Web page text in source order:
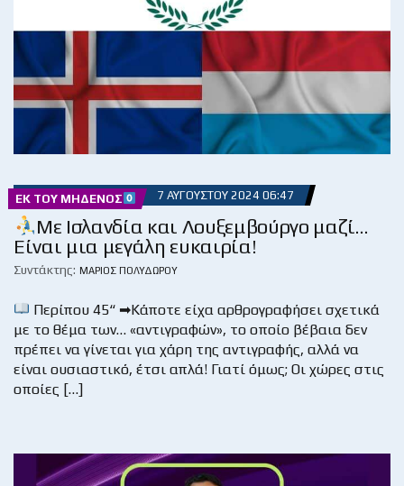
ΕΚ ΤΟΥ ΜΗΔΕΝΌΣ 7 ΑΥΓΟΎΣΤΟΥ 2024 06:47
Με Ισλανδία και Λουξεμβούργο μαζί…
Είναι μια μεγάλη ευκαιρία!
Συντάκτης: ΜΆΡΙΟΣ ΠΟΛΥΔΏΡΟΥ
Περίπου 45“ ➡Κάποτε είχα αρθρογραφήσει σχετικά
με το θέμα των… «αντιγραφών», το οποίο βέβαια δεν
πρέπει να γίνεται για χάρη της αντιγραφής, αλλά να
είναι ουσιαστικό, έτσι απλά! Γιατί όμως; Οι χώρες στις
οποίες […]